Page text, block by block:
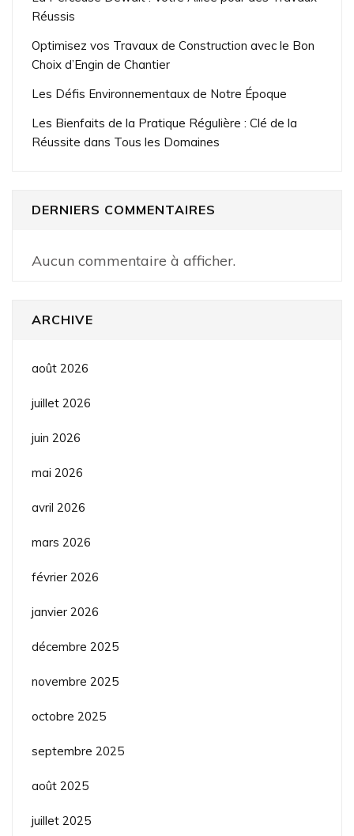
Réussis
Optimisez vos Travaux de Construction avec le Bon
Choix d’Engin de Chantier
Les Défis Environnementaux de Notre Époque
Les Bienfaits de la Pratique Régulière : Clé de la
Réussite dans Tous les Domaines
DERNIERS COMMENTAIRES
Aucun commentaire à afficher.
ARCHIVE
août 2026
juillet 2026
juin 2026
mai 2026
avril 2026
mars 2026
février 2026
janvier 2026
décembre 2025
novembre 2025
octobre 2025
septembre 2025
août 2025
juillet 2025